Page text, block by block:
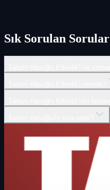
Sık Sorulan Sorular